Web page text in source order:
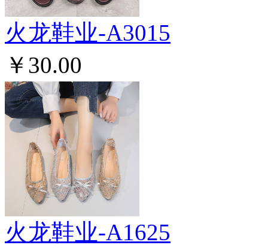
火龙鞋业-A3015
￥30.00
火龙鞋业-A1625